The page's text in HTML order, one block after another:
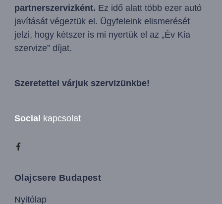
partnerszervizként. Ez idő alatt több ezer autó
javítását végeztük el. Ügyfeleink elismerését
jelzi, hogy kétszer is mi nyertük el az „Év Kia
szervize” díjat.
Szeretettel várjuk szervizünkbe!
Social kapcsolat
Olajcsere Budapest
Nyitólap